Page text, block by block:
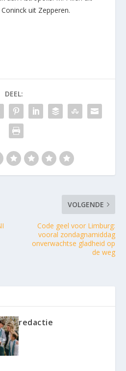
uit Zepperen.
DEEL:
VOLGENDE
Code geel voor Limburg:
vooral zondagnamiddag
onverwachtse gladheid op
de weg
redactie